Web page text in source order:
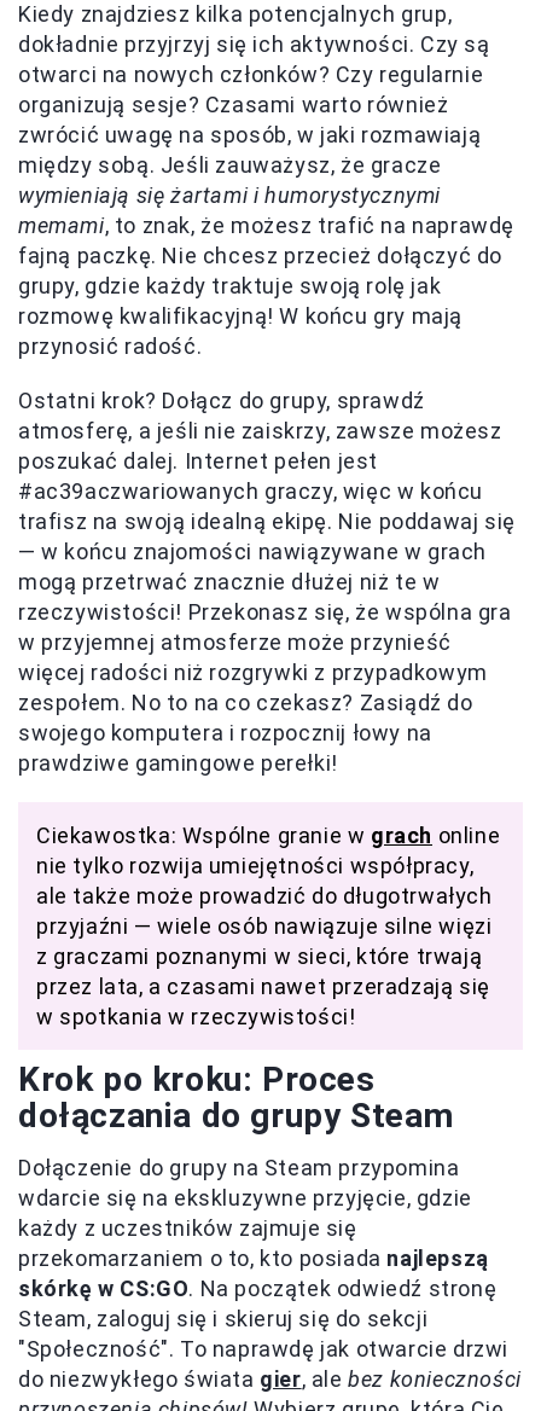
Kiedy znajdziesz kilka potencjalnych grup,
dokładnie przyjrzyj się ich aktywności. Czy są
otwarci na nowych członków? Czy regularnie
organizują sesje? Czasami warto również
zwrócić uwagę na sposób, w jaki rozmawiają
między sobą. Jeśli zauważysz, że gracze
wymieniają się żartami i humorystycznymi
memami, to znak, że możesz trafić na naprawdę
fajną paczkę. Nie chcesz przecież dołączyć do
grupy, gdzie każdy traktuje swoją rolę jak
rozmowę kwalifikacyjną! W końcu gry mają
przynosić radość.
Ostatni krok? Dołącz do grupy, sprawdź
atmosferę, a jeśli nie zaiskrzy, zawsze możesz
poszukać dalej. Internet pełen jest
#ac39aczwariowanych graczy, więc w końcu
trafisz na swoją idealną ekipę. Nie poddawaj się
— w końcu znajomości nawiązywane w grach
mogą przetrwać znacznie dłużej niż te w
rzeczywistości! Przekonasz się, że wspólna gra
w przyjemnej atmosferze może przynieść
więcej radości niż rozgrywki z przypadkowym
zespołem. No to na co czekasz? Zasiądź do
swojego komputera i rozpocznij łowy na
prawdziwe gamingowe perełki!
Ciekawostka: Wspólne granie w grach online
nie tylko rozwija umiejętności współpracy,
ale także może prowadzić do długotrwałych
przyjaźni — wiele osób nawiązuje silne więzi
z graczami poznanymi w sieci, które trwają
przez lata, a czasami nawet przeradzają się
w spotkania w rzeczywistości!
Krok po kroku: Proces
dołączania do grupy Steam
Dołączenie do grupy na Steam przypomina
wdarcie się na ekskluzywne przyjęcie, gdzie
każdy z uczestników zajmuje się
przekomarzaniem o to, kto posiada najlepszą
skórkę w CS:GO. Na początek odwiedź stronę
Steam, zaloguj się i skieruj się do sekcji
"Społeczność". To naprawdę jak otwarcie drzwi
do niezwykłego świata gier, alebez konieczności